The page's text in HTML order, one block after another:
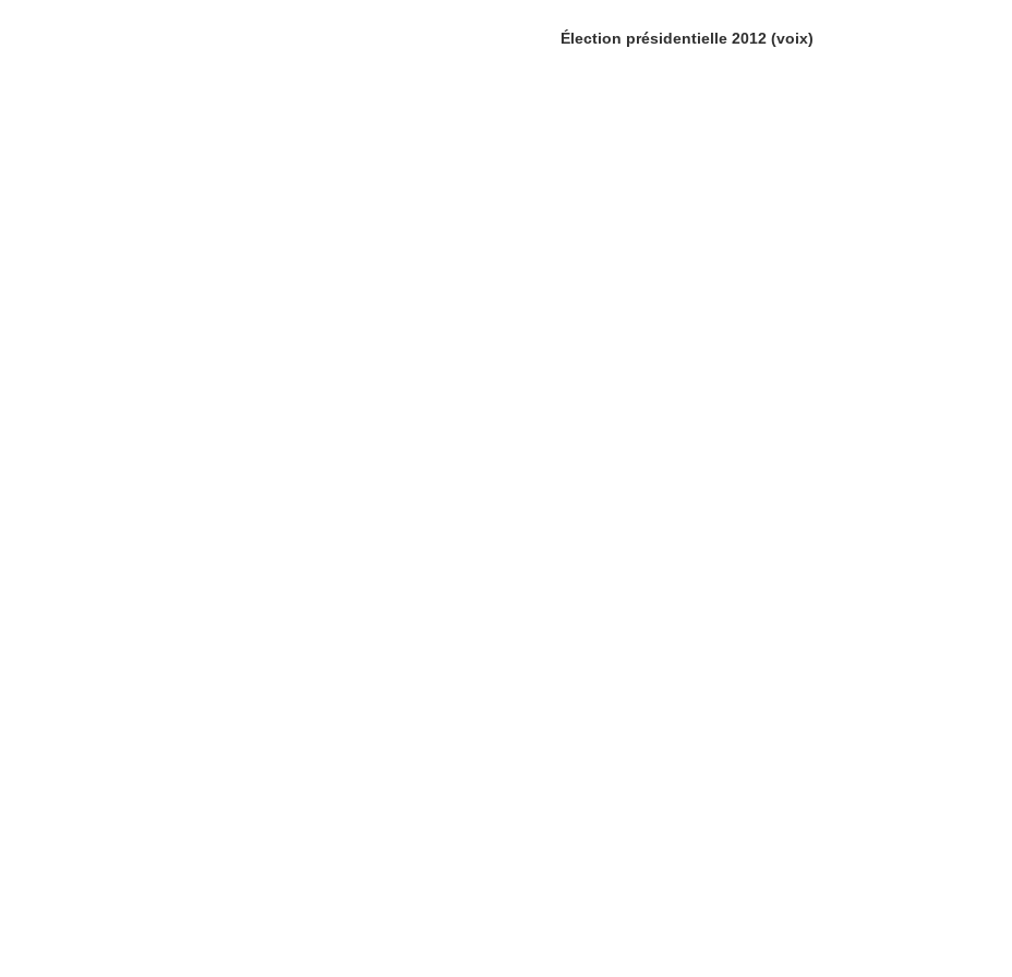
Élection présidentielle 2012 (voix)